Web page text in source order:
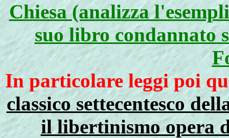
Chiesa (analizza
suo libro condannato
In particolare leggi poi
classico settecentesco
il libertinismo opera